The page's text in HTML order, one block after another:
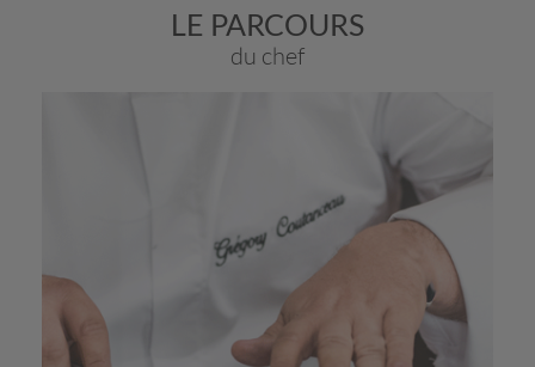
LE PARCOURS
du chef